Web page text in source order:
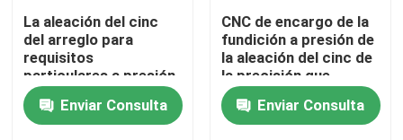
Casos de trabajo
Moldeo por inyección auto
La aleación del cinc
del arreglo para
requisitos
particulares a presión
el fundición del molde
inteligente de la
vivienda de la
Enviar Consulta
CNC de encargo de la
fundición a presión de
la aleación del cinc de
la precisión que
trabaja a máquina
conteniendo el panel
Enviar Consulta